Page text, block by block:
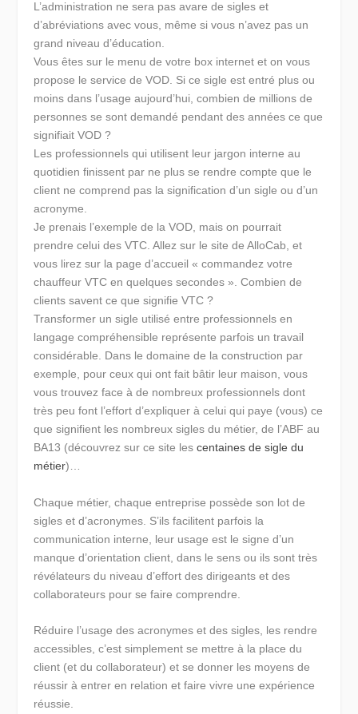
L’administration ne sera pas avare de sigles et
d’abréviations avec vous, même si vous n’avez pas un
grand niveau d’éducation.
Vous êtes sur le menu de votre box internet et on vous
propose le service de VOD. Si ce sigle est entré plus ou
moins dans l’usage aujourd’hui, combien de millions de
personnes se sont demandé pendant des années ce que
signifiait VOD ?
Les professionnels qui utilisent leur jargon interne au
quotidien finissent par ne plus se rendre compte que le
client ne comprend pas la signification d’un sigle ou d’un
acronyme.
Je prenais l’exemple de la VOD, mais on pourrait
prendre celui des VTC. Allez sur le site de AlloCab, et
vous lirez sur la page d’accueil « commandez votre
chauffeur VTC en quelques secondes ». Combien de
clients savent ce que signifie VTC ?
Transformer un sigle utilisé entre professionnels en
langage compréhensible représente parfois un travail
considérable. Dans le domaine de la construction par
exemple, pour ceux qui ont fait bâtir leur maison, vous
vous trouvez face à de nombreux professionnels dont
très peu font l’effort d’expliquer à celui qui paye (vous) ce
que signifient les nombreux sigles du métier, de l’ABF au
BA13 (découvrez sur ce site lescentaines de sigle du
métier)…
Chaque métier, chaque entreprise possède son lot de
sigles et d’acronymes. S’ils facilitent parfois la
communication interne, leur usage est le signe d’un
manque d’orientation client, dans le sens ou ils sont très
révélateurs du niveau d’effort des dirigeants et des
collaborateurs pour se faire comprendre.
Réduire l’usage des acronymes et des sigles, les rendre
accessibles, c’est simplement se mettre à la place du
client (et du collaborateur) et se donner les moyens de
réussir à entrer en relation et faire vivre une expérience
réussie.